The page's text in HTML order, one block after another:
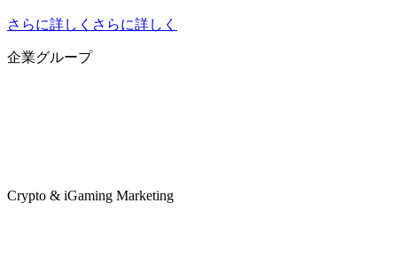
さらに詳しくさらに詳しく
企業グループ
Crypto & iGaming Marketing